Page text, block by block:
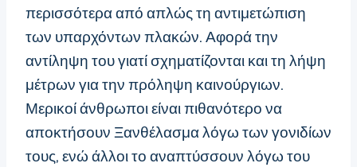
περισσότερα από απλώς τη αντιμετώπιση
των υπαρχόντων πλακών. Αφορά την
αντίληψη του γιατί σχηματίζονται και τη λήψη
μέτρων για την πρόληψη καινούργιων.
Μερικοί άνθρωποι είναι πιθανότερο να
αποκτήσουν Ξανθέλασμα λόγω των γονιδίων
τους, ενώ άλλοι το αναπτύσσουν λόγω του